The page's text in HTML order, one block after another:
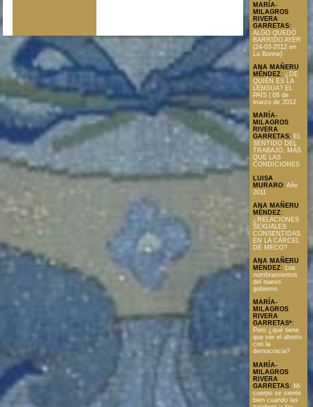
MARÍA-
MILAGROS
RIVERA
GARRETAS:
ALGO QUEDÓ
BARRIDO AYER
(24-03-2012 en
La Bonne)
ANA MAÑERU
MÉNDEZ: ¿DE
QUIÉN ES LA
LENGUA? EL
PAÍS | 08 de
marzo de 2012
MARÍA-
MILAGROS
RIVERA
GARRETAS: EL
SENTIDO DEL
TRABAJO, MÁS
QUE LAS
CONDICIONES
LUISA
MURARO: Año
2011
ANA MAÑERU
MÉNDEZ:
¿RELACIONES
SEXUALES
CONSENTIDAS
EN LA CÁRCEL
DE MECO?
ANA MAÑERU
MÉNDEZ: Los
nombramientos
del nuevo
gobierno
MARÍA-
MILAGROS
RIVERA
GARRETAS*:
Pero ¿qué tiene
que ver el aborto
con la
democracia?
MARÍA-
MILAGROS
RIVERA
GARRETAS: Mi
cuerpo se siente
bien cuando las